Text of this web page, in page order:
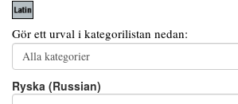
Gör ett urval i kategorilistan nedan:
Ryska (Russian)